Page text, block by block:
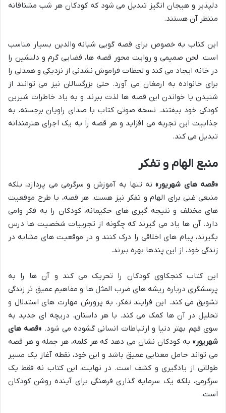
دلپذیر و هیجان انگیز تبدیل می شود که کودکان هر شب مشتاقانه
منتظر آن هستند.
این کتاب به خصوص برای قصه گویی شبانه والدین بسیار مناسب
است. لحن صمیمی و روایت محور قصه ها، فضایی گرم و دلنشین را
در خانه ایجاد می کند و لحظات فراموش نشدنی از نزدیکی و همدلی را
برای خانواده به ارمغان می آورد. حتی بزرگسالان نیز می توانند از
شنیدن یا خواندن این قصه ها لذت ببرند و به یاد خاطرات شیرین
کودکی خود بیفتند. نسخه صوتی کتاب با صدای راویان برجسته، به
جذابیت این تجربه می افزاید و هر قصه را به یک اجرای هنرمندانه
تبدیل می کند.
منبع الهام و تفکر
«قصه های شهریور»نه تنها به آموزش و سرگرمی می پردازد، بلکه
منبعی غنی برای الهام و تفکر نیز هست. هر قصه، با طرح موقعیت
های مختلف و نتیجه گیری های حکیمانه، کودکان را به فکر وامی
دارد. آن ها یاد می گیرند که چگونه از تجربیات شخصیت ها درس
بگیرند، پیام های اخلاقی را درک کنند و در موقعیت های مشابه در
زندگی خود، از این پندها بهره ببرند.
این کتاب کنجکاوی کودکان را تحریک می کند و آن ها را به
پرسشگری درباره ریشه های ضرب المثل ها و مفاهیم عمیق تر زندگی
تشویق می کند. این فرایند تفکر، به پرورش مهارت های استدلال و
تحلیل در آن ها کمک می کند. با هر داستان، دریچه ای جدید به
سوی فهم بهتر دنیا و ارتباطات انسانی گشوده می شود. «قصه های
شهریور» به کودکان نشان می دهد که هر کلمه، هر جمله و هر قصه
می تواند حامل معنایی عمیق باشد و این خود، نقطه آغاز یک مسیر
طولانی از یادگیری و کشف است. در نهایت، این کتاب نه فقط یک
سرگرمی، بلکه یک سرمایه گذاری فرهنگی برای آینده روشن کودکان
است.